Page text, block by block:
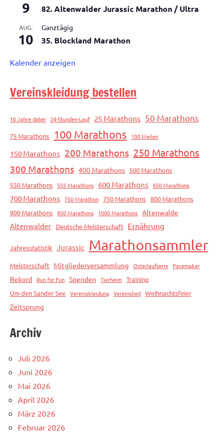
9 82. Altenwalder Jurassic Marathon / Ultra
AUG.
10
Ganztägig
35. Blockland Marathon
Kalender anzeigen
Vereinskleidung bestellen
10 Jahre dabei 24-Stunden-Lauf 25 Marathons 50 Marathons
75 Marathons 100 Marathons 100 Meilen
150 Marathons 200 Marathons 250 Marathons
300 Marathons 400 Marathons 500 Marathons
550 Marathons
555 Marathons 600 Marathons 650 Marathons
700 Marathons 750 Marathon 750 Marathons 800 Marathons
900 Marathons 950 Marathons 1000 Marathons Altenwalde
Altenwalder Deutsche Meisterschaft Ernährung
Jahresstatistik Jurassic Marathonsammler
Meisterschaft Mitgliederversammlung Osterlaufserie Pacemaker
Rekord Run for Fun Spenden Tierheim Training
Um den Sander See Vereinskleidung Vereinslied Weihnachtsfeier
Zeitsprung
Archiv
Juli 2026
Juni 2026
Mai 2026
April 2026
März 2026
Februar 2026